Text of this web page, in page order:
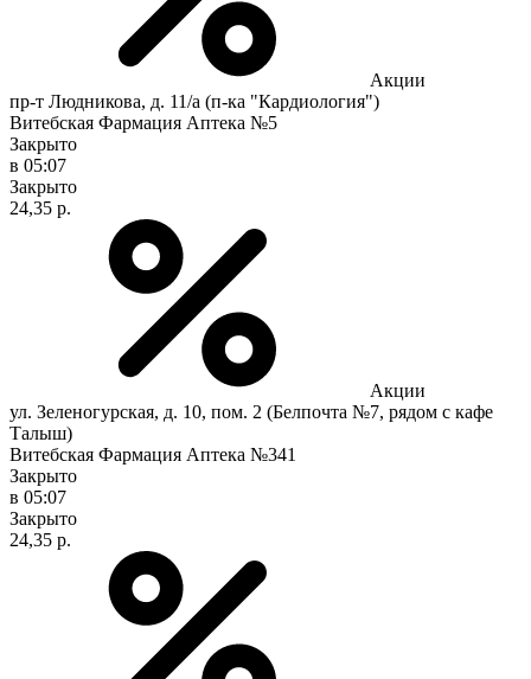
Акции
пр-т Людникова, д. 11/а (п-ка "Кардиология")
Витебская Фармация Аптека №5
Закрыто
в 05:07
Закрыто
24,35 р.
Акции
ул. Зеленогурская, д. 10, пом. 2 (Белпочта №7, рядом с кафе
Талыш)
Витебская Фармация Аптека №341
Закрыто
в 05:07
Закрыто
24,35 р.